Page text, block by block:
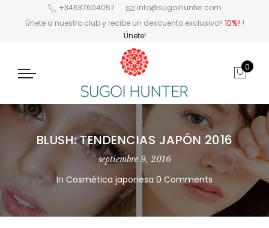
+34637604057
info@sugoihunter.com
Únete a nuestro club y recibe un descuento exclusivo!! 10%!! !
Únete!
0
BLUSH: TENDENCIAS JAPÓN 2016
septiembre 9, 2016
In Cosmética japonesa 0 Comments